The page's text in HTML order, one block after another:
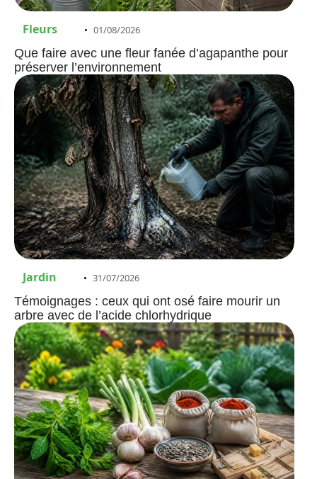
Fleurs 01/08/2026
Que faire avec une fleur fanée d’agapanthe pour
préserver l’environnement
Jardin 31/07/2026
Témoignages : ceux qui ont osé faire mourir un
arbre avec de l’acide chlorhydrique